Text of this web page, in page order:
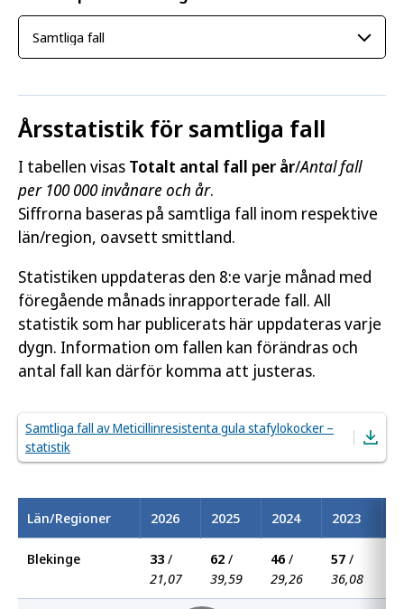
Årsstatistik för samtliga fall
I tabellen visas Totalt antal fall per år/Antal fall
per 100 000 invånare och år.
Siffrorna baseras på samtliga fall inom respektive
län/region, oavsett smittland.
Statistiken uppdateras den 8:e varje månad med
föregående månads inrapporterade fall. All
statistik som har publicerats här uppdateras varje
dygn. Information om fallen kan förändras och
antal fall kan därför komma att justeras.
Samtliga fall av Meticillinresistenta gula stafylokocker –
statistik
Län/Regioner 2026 2025 2024 2023
Blekinge 33 /
21,07
62 /
39,59
46 /
29,26
57 /
36,08